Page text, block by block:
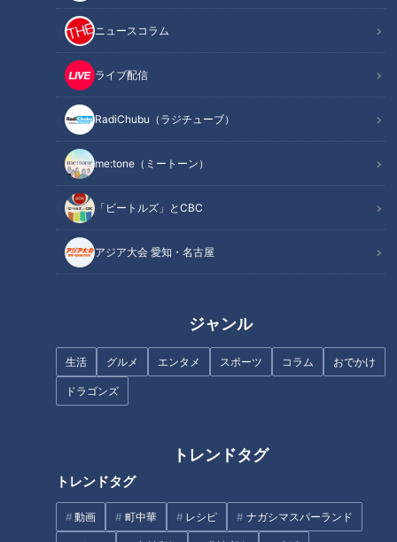
ニュースコラム
ライブ配信
RadiChubu（ラジチューブ）
me:tone（ミートーン）
「ビートルズ」とCBC
アジア大会 愛知・名古屋
ジャンル
生活 グルメ エンタメ スポーツ コラム おでかけ
ドラゴンズ
トレンドタグ
トレンドタグ
動画 町中華 レシピ ナガシマスパーランド
牛ハラミやカルビなど“50種類”の焼き肉が食べ放
まんぷく太郎は、愛知と岐阜に3店舗を展開。焼肉から寿司、
自分で作れる映えるスイーツまで、約200種類のメニューが食
べ放題の人気店です。
に行ったJPさんは、その種類の多さにビックリ。こだわりの
お肉は、タンやカルビなど約50種類が食べ放題！ダウンタウ
ン松本人志さんのモノマネで「50種類？おれのボケ数くらい
置いてるよ、これ」と驚きます。